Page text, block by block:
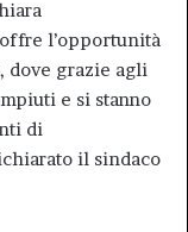
l’opportunità
dove grazie agli
e si stanno
di
il sindaco